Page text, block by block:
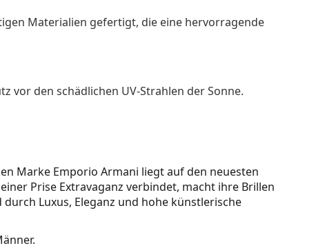
Materialien gefertigt, die eine hervorragende
vor den schädlichen UV-Strahlen der Sonne.
Marke Emporio Armani liegt auf den neuesten
Prise Extravaganz verbindet, macht ihre Brillen
Luxus, Eleganz und hohe künstlerische